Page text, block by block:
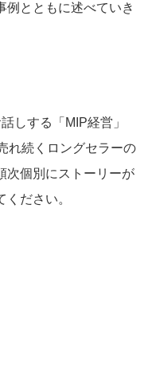
例とともに述べていき
しする「MIP経営」
れ続くロングセラーの
次個別にストーリーが
ださい。